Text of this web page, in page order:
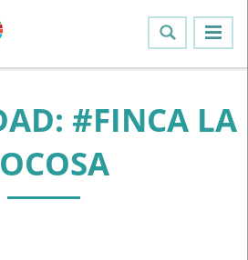
#FINCA LA